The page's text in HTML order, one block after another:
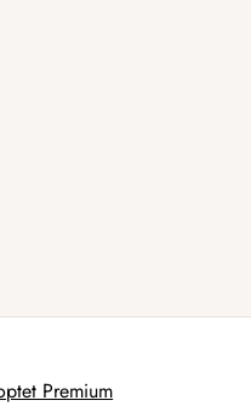
Premium